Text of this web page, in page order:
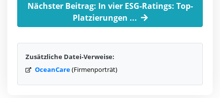
Nächster Beitrag: In vier ESG-Ratings: Top-
Platzierungen ...
Zusätzliche Datei-Verweise:
OceanCare(Firmenporträt)